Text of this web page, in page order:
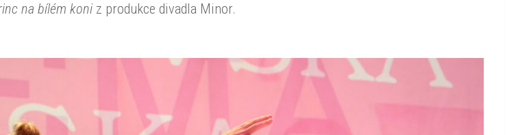
na bílém koni z produkce divadla Minor.